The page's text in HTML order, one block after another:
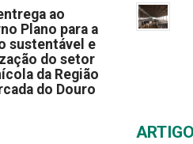
ao
Plano para a
sustentável e
do setor
da Região
do Douro